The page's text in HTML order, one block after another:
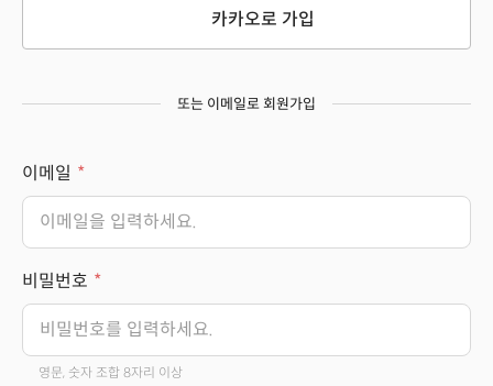
카카오로 가입
또는 이메일로 회원가입
이메일
비밀번호
영문, 숫자 조합 8자리 이상